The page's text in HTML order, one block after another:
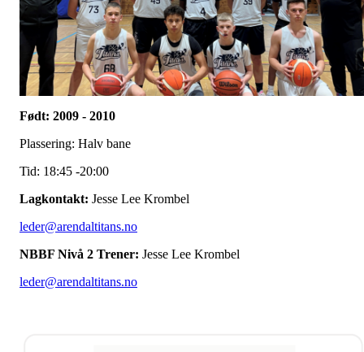
Født: 2009 - 2010
Plassering: Halv bane
Tid: 18:45 -20:00
Lagkontakt: Jesse Lee Krombel
leder@arendaltitans.no
NBBF Nivå 2 Trener: Jesse Lee Krombel
leder@arendaltitans.no